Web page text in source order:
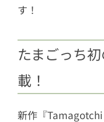
す！
たまごっち
載！
新作『